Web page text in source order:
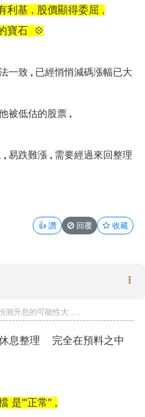
利基 , 股價顯得委屈 ,
寶石
💠
一致 , 已經悄悄減碼漲幅已大
被低估的股票 ,
易跌難漲 , 需要經過來回整理
👍 讚 回覆 收藏
測升息的可能性大 ,...
整理 完全在預料之中
是'''正常" ,